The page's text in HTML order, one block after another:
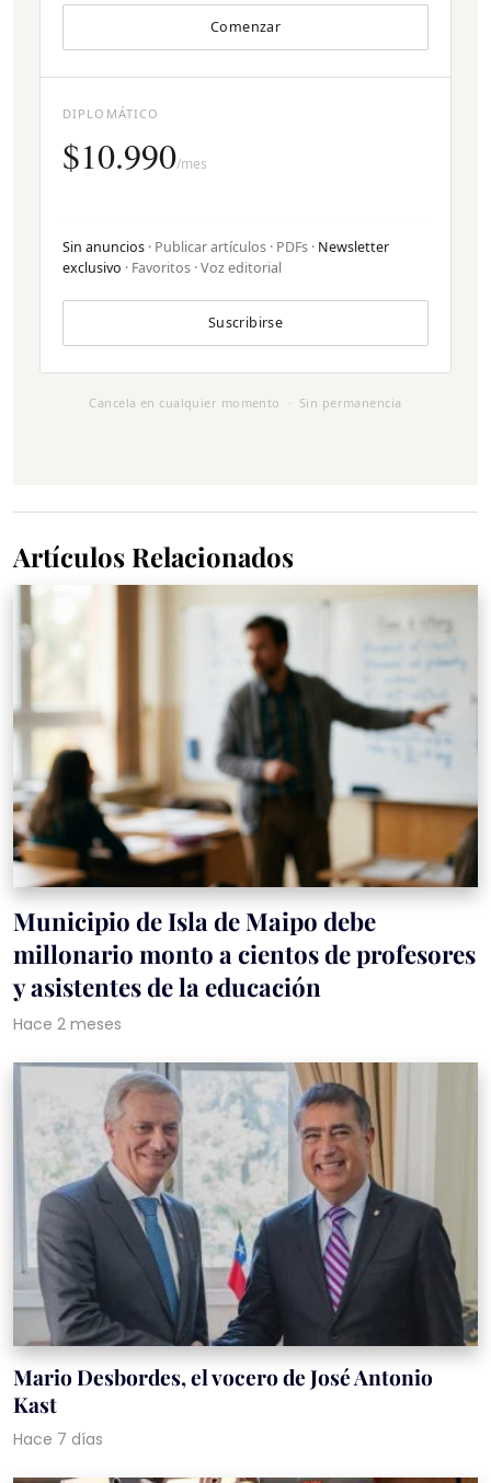
Comenzar
DIPLOMÁTICO
$10.990/mes
Sin anuncios · Publicar artículos · PDFs · Newsletter
exclusivo · Favoritos · Voz editorial
Suscribirse
Cancela en cualquier momento · Sin permanencia
Artículos Relacionados
Municipio de Isla de Maipo debe
millonario monto a cientos de profesores
y asistentes de la educación
Hace 2 meses
Mario Desbordes, el vocero de José Antonio
Kast
Hace 7 días